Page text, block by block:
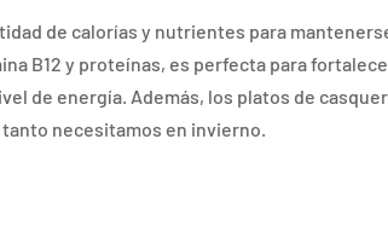
de calorías y nutrientes para
B12 y proteínas, es perfecta para
de energía. Además, los platos de
necesitamos en invierno.